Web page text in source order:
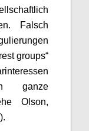
Falsch
groups“
ganze
Olson,